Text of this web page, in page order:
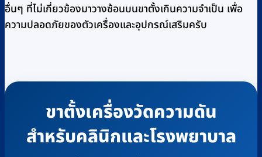
อื่นๆ ที่ไม่เกี่ยวข้องมาวางซ้อนบนขาตั้งเกินความจำเป็น เพื่อ
ความปลอดภัยของตัวเครื่องและอุปกรณ์เสริมครับ
ขาตั้งเครื่องวัดความดัน
สำหรับคลินิกและโรงพยาบาล